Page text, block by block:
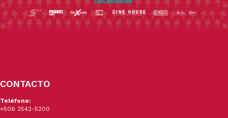
CONTACTO
Teléfono:
+506 2542-5200